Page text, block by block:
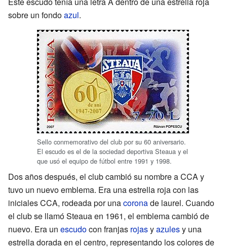
sobre un fondoazul.
Sello conmemorativo del club por su 60 aniversario.
El escudo es el de la sociedad deportiva Steaua y el
que usó el equipo de fútbol entre 1991 y 1998.
Dos años después, el club cambió su nombre a CCA y
tuvo un nuevo emblema. Era una estrella roja con las
iniciales CCA, rodeada por unacoronade laurel. Cuando
el club se llamó Steaua en 1961, el emblema cambió de
nuevo. Era un escudocon franjas rojasyazulesy una
estrella dorada en el centro, representando los colores de